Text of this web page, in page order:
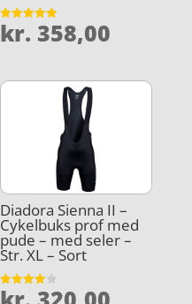
Vurderet
4.9
kr. 358,00
Diadora Sienna II –
Cykelbuks prof med
pude – med seler –
Str. XL – Sort
Vurderet